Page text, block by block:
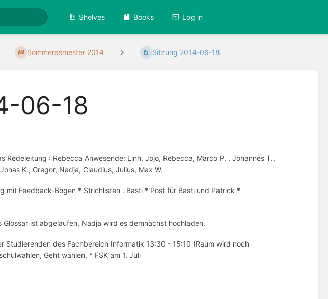
Shelves Books Log in
Sommersemester 2014 Sitzung 2014-06-18
06-18
Redeleitung : Rebecca Anwesende: Linh, Jojo, Rebecca, Marco P. , Johannes T.,
K., Gregor, Nadja, Claudius, Julius, Max W.
mit Feedback-Bögen * Strichlisten : Basti * Post für Basti und Patrick *
ist abgelaufen, Nadja wird es demnächst hochladen.
Studierenden des Fachbereich Informatik 13:30 - 15:10 (Raum wird noch
Geht wählen. * FSK am 1. Juli